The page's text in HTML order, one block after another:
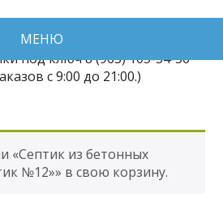
Колодцы
под ключ 8 (963) 105-34-56
с 9:00 до 21:00.)
МЕНЮ
«Септик из бетонных
№12»» в свою корзину.